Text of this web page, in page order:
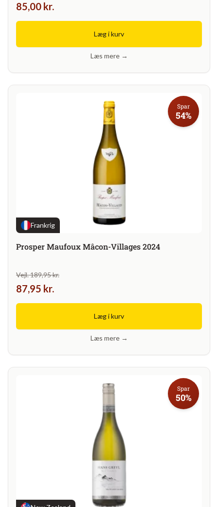
85,00 kr.
Læg i kurv
Læs mere →
Spar
54%
Frankrig
Prosper Maufoux Mâcon-Villages 2024
Vejl. 189,95 kr.
87,95 kr.
Læg i kurv
Læs mere →
Spar
50%